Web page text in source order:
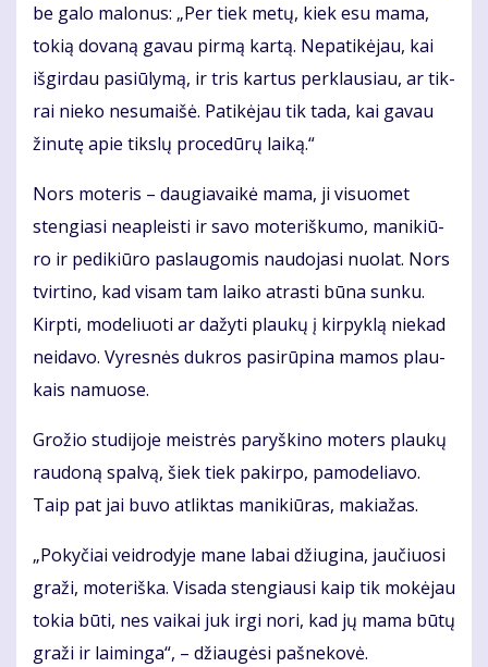
be ga­lo ma­lo­nus: „Per tiek me­tų, kiek esu ma­ma,
to­kią do­va­ną ga­vau pir­mą kar­tą. Ne­pa­ti­kė­jau, kai
iš­gir­dau pa­siū­ly­mą, ir tris kar­tus per­klau­siau, ar tik­
rai nie­ko ne­su­mai­šė. Pa­ti­kė­jau tik ta­da, kai ga­vau
ži­nu­tę apie tiks­lų pro­ce­dū­rų lai­ką.“
Nors mo­te­ris – dau­gia­vai­kė ma­ma, ji vi­suo­met
sten­gia­si ne­ap­leis­ti ir sa­vo mo­te­riš­ku­mo, ma­ni­kiū­
ro ir pe­di­kiū­ro pa­slau­go­mis nau­do­ja­si nuo­lat. Nors
tvir­ti­no, kad vi­sam tam lai­ko at­ras­ti bū­na sun­ku.
Kirp­ti, mo­de­liuo­ti ar da­žy­ti plau­kų į kir­pyk­lą nie­kad
neida­vo. Vy­res­nės duk­ros pa­si­rū­pi­na ma­mos plau­
kais na­muo­se.
Gro­žio stu­di­jo­je meist­rės pa­ryš­ki­no mo­ters plau­kų
rau­do­ną spal­vą, šiek tiek pa­kir­po, pa­mo­de­lia­vo.
Taip pat jai bu­vo at­lik­tas ma­ni­kiū­ras, ma­kia­žas.
„Po­ky­čiai veid­ro­dy­je ma­ne la­bai džiu­gi­na, jau­čiuo­si
gra­ži, mo­te­riš­ka. Vi­sa­da sten­giau­si kaip tik mo­kė­jau
to­kia bū­ti, nes vai­kai juk ir­gi no­ri, kad jų ma­ma bū­tų
gra­ži ir lai­min­ga“, – džiau­gė­si pa­šne­ko­vė.